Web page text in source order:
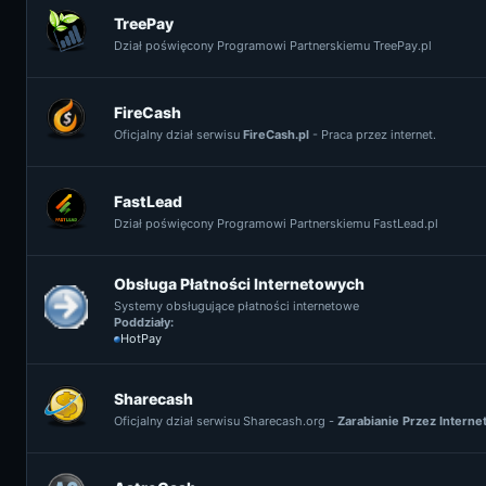
TreePay
Dział poświęcony Programowi Partnerskiemu TreePay.pl
FireCash
Oficjalny dział serwisu FireCash.pl - Praca przez internet.
FastLead
Dział poświęcony Programowi Partnerskiemu FastLead.pl
Obsługa Płatności Internetowych
Systemy obsługujące płatności internetowe
Poddziały:
HotPay
Sharecash
Oficjalny dział serwisu Sharecash.org - Zarabianie Przez Internet